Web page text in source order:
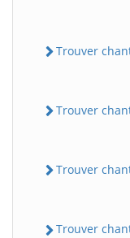
Trouver
Trouver
Trouver
Trouver